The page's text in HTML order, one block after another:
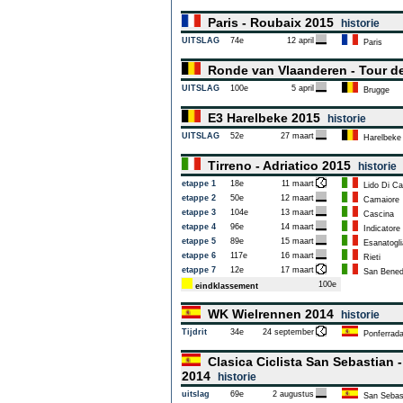
Paris - Roubaix 2015 historie
UITSLAG 74e 12 april Paris
Ronde van Vlaanderen - Tour
UITSLAG 100e 5 april Brugge
E3 Harelbeke 2015 historie
UITSLAG 52e 27 maart Harelbeke
Tirreno - Adriatico 2015 historie
etappe 1 18e 11 maart
Lido Di
etappe 2
50e 12 maart
Camaiore
etappe 3
104e 13 maart
Cascina
etappe 4
96e 14 maart
Indicatore
etappe 5
89e 15 maart
etappe 6
117e 16 maart
Rieti
etappe 7
12e 17 maart
San
eindklassement
100e
WK Wielrennen 2014 historie
Tijdrit 34e 24 september Ponferrada
Clasica Ciclista San Sebastian
2014
historie
uitslag 69e 2 augustus San